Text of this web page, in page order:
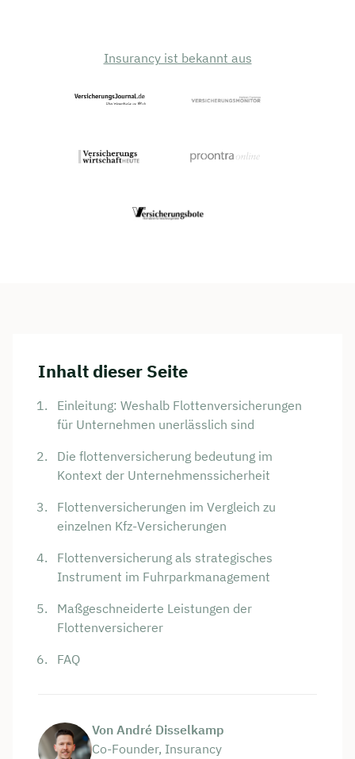
Insurancy ist bekannt aus
Inhalt dieser Seite
Einleitung: Weshalb Flottenversicherungen
für Unternehmen unerlässlich sind
Die flottenversicherung bedeutung im
Kontext der Unternehmenssicherheit
Flottenversicherungen im Vergleich zu
einzelnen Kfz-Versicherungen
Flottenversicherung als strategisches
Instrument im Fuhrparkmanagement
Maßgeschneiderte Leistungen der
Flottenversicherer
FAQ
Von André Disselkamp
Co-Founder, Insurancy